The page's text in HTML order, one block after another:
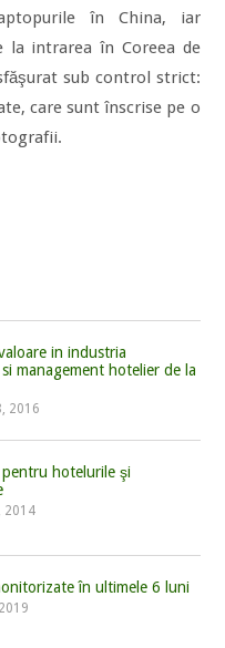
în China, iar
la intrarea în Coreea de
sub control strict:
care sunt înscrise pe o
in industria
management hotelier de la
2016
hotelurile şi
2014
în ultimele 6 luni